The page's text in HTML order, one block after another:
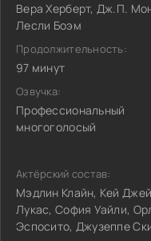
Вера Херберт, Дж.П.
Лесли Боэм
Продолжительность:
97 минут
Озвучка:
Профессиональный
многоголосый
Актёрский состав:
Мэдлин Клайн, Кей
Лукас, София Уайли,
Эспосито, Джузеппе